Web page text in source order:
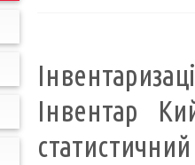
Інвентар